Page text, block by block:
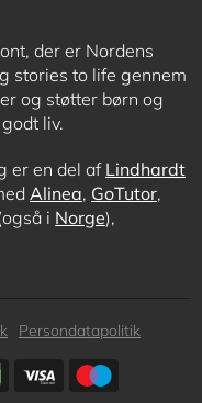
der er Nordens
stories to life gennem
og støtter børn og
liv.
er en del af Lindhardt
Alinea, GoTutor,
i Norge),
Persondatapolitik